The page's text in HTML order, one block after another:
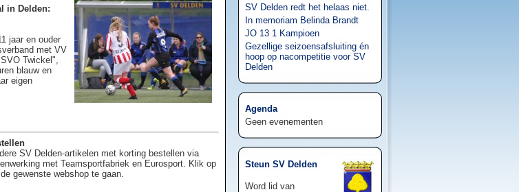
in Delden:
jaar en ouder
met VV
Twickel",
blauw en
eigen
SV Delden-artikelen met korting bestellen via
met Teamsportfabriek en Eurosport. Klik op
gewenste webshop te gaan.
SV Delden redt het helaas niet.
In memoriam Belinda Brandt
JO 13 1 Kampioen
Gezellige seizoensafsluiting én
hoop op nacompetitie voor SV
Delden
Agenda
Geen evenementen
Steun SV Delden
Word lid van